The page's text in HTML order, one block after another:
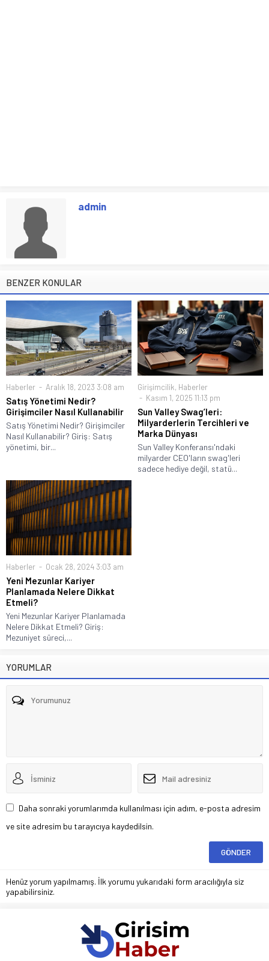
admin
BENZER KONULAR
Haberler Aralık 18, 2023 3:08 am
Satış Yönetimi Nedir?
Girişimciler Nasıl Kullanabilir
Satış Yönetimi Nedir? Girişimciler
Nasıl Kullanabilir? Giriş: Satış
yönetimi, bir...
Girişimcilik, Haberler
Kasım 1, 2025 11:13 pm
Sun Valley Swag’leri:
Milyarderlerin Tercihleri ve
Marka Dünyası
Sun Valley Konferansı'ndaki
milyarder CEO'ların swag'leri
sadece hediye değil, statü...
Haberler Ocak 28, 2024 3:03 am
Yeni Mezunlar Kariyer
Planlamada Nelere Dikkat
Etmeli?
Yeni Mezunlar Kariyer Planlamada
Nelere Dikkat Etmeli? Giriş:
Mezuniyet süreci,...
YORUMLAR
Daha sonraki yorumlarımda kullanılması için adım, e-posta adresim
ve site adresim bu tarayıcıya kaydedilsin.
Henüz yorum yapılmamış. İlk yorumu yukarıdaki form aracılığıyla siz
yapabilirsiniz.